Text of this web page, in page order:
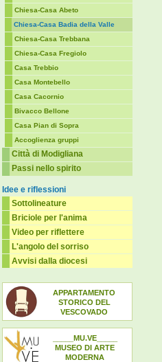
Chiesa-Casa Abeto
Chiesa-Casa Badia della Valle
Chiesa-Casa Trebbana
Chiesa-Casa Fregiolo
Casa Trebbio
Casa Montebello
Casa Cacornio
Bivacco Bellone
Casa Pian di Sopra
Accoglienza gruppi
Città di Modigliana
Passi nello spirito
Idee e riflessioni
Sottolineature
Briciole per l'anima
Video per riflettere
L'angolo del sorriso
Avvisi dalla diocesi
APPARTAMENTO
STORICO DEL
VESCOVADO
_____MU.VE_____
MUSEO DI ARTE
MODERNA